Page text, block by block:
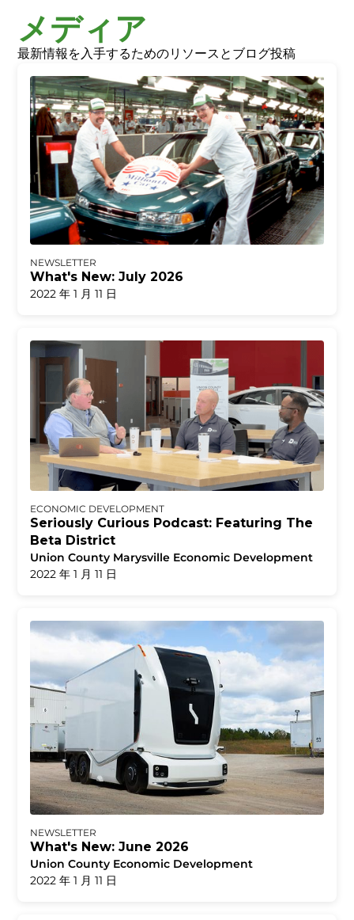
メディア
最新情報を入手するためのリソースとブログ投稿
NEWSLETTER
What's New: July 2026
2022 年 1 月 11 日
ECONOMIC DEVELOPMENT
Seriously Curious Podcast: Featuring The
Beta District
Union County Marysville Economic Development
2022 年 1 月 11 日
NEWSLETTER
What's New: June 2026
Union County Economic Development
2022 年 1 月 11 日